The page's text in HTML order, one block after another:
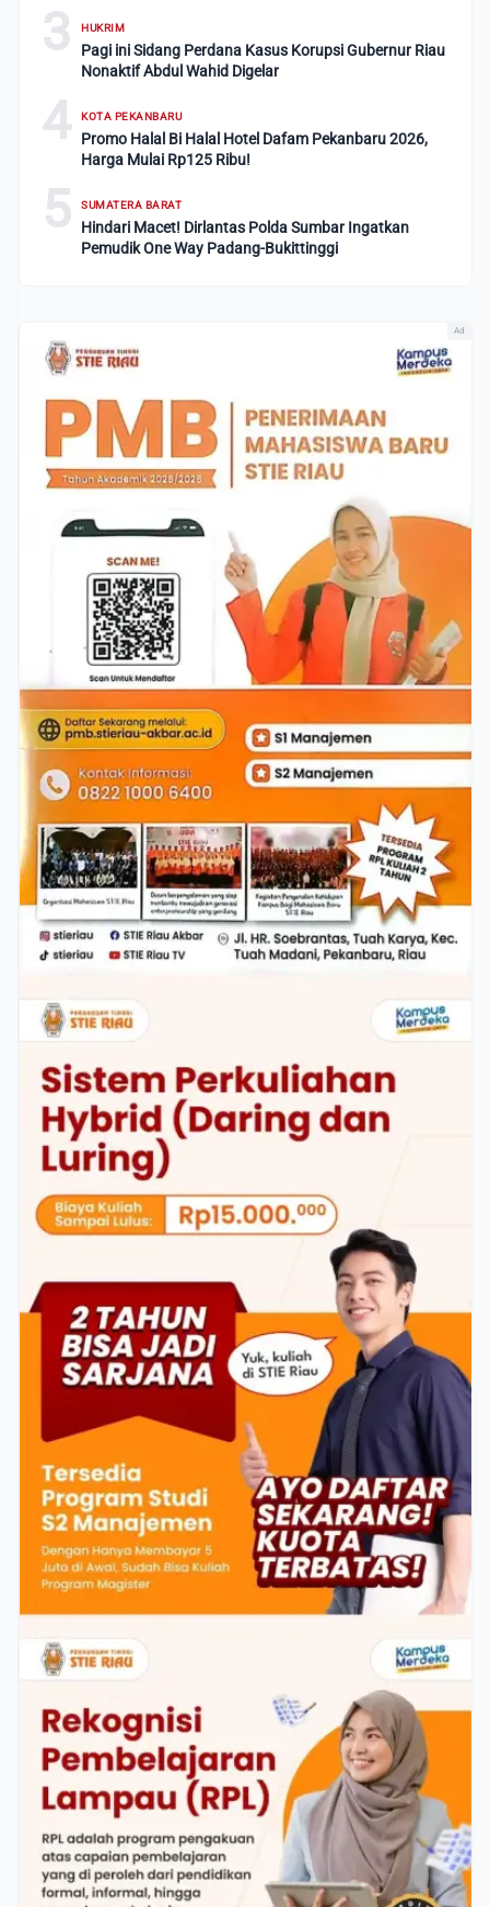
3 HUKRIM
Pagi ini Sidang Perdana Kasus Korupsi Gubernur Riau
Nonaktif Abdul Wahid Digelar
4 KOTA PEKANBARU
Promo Halal Bi Halal Hotel Dafam Pekanbaru 2026,
Harga Mulai Rp125 Ribu!
5 SUMATERA BARAT
Hindari Macet! Dirlantas Polda Sumbar Ingatkan
Pemudik One Way Padang-Bukittinggi
Ad